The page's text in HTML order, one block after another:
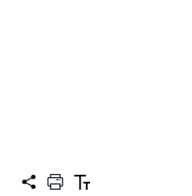
공
프
텍